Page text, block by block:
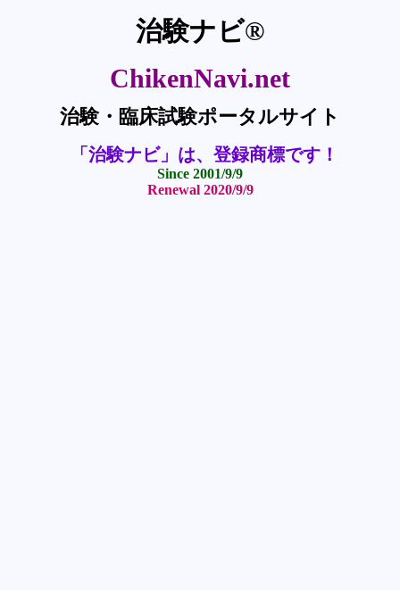
治験ナビ®
ChikenNavi.net
治験・臨床試験ポータルサイト
「治験ナビ」は、登録商標です！
Since 2001/9/9
Renewal 2020/9/9